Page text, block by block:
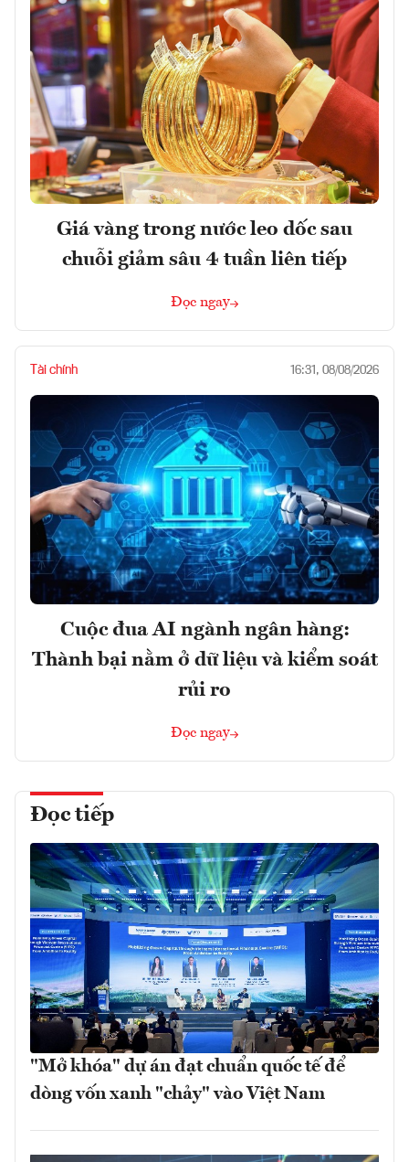
Giá vàng trong nước leo dốc sau
chuỗi giảm sâu 4 tuần liên tiếp
Đọc ngay
Tài chính 16:31, 08/08/2026
Cuộc đua AI ngành ngân hàng:
Thành bại nằm ở dữ liệu và kiểm soát
rủi ro
Đọc ngay
Đọc tiếp
"Mở khóa" dự án đạt chuẩn quốc tế để
dòng vốn xanh "chảy" vào Việt Nam